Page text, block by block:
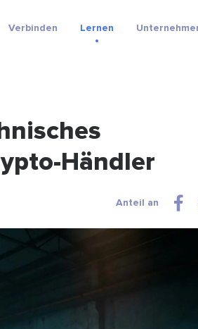
Verbinden Lernen
Händler
Anteil an